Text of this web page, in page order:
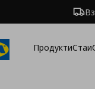
ПродуктиСтаи